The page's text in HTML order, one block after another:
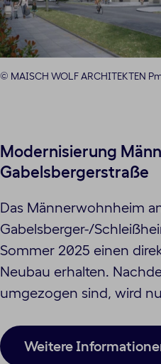
© MAISCH WOLF ARCHITEKTEN
Modernisierung
Gabelsbergerstraße
Das Männerwohnheim
Gabelsberger-/
Sommer 2025 einen
Neubau erhalten.
umgezogen sind, wird
Weitere